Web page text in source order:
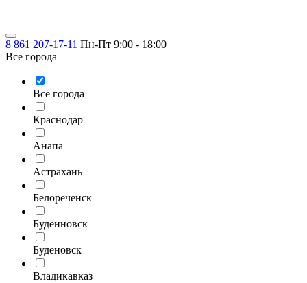
8 861 207-17-11 Пн-Пт 9:00 - 18:00
Все города
Все города
Краснодар
Анапа
Астрахань
Белореченск
Будённовск
Буденовск
Владикавказ